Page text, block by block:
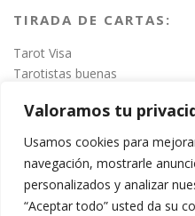
Valoramos tu
Usamos cookies para
navegación, mostrarle
personalizados y analizar
“Aceptar todo” usted da su
TIRADA DE CARTAS:
Tarot Visa
Tarotistas buenas
Copyright © 2020